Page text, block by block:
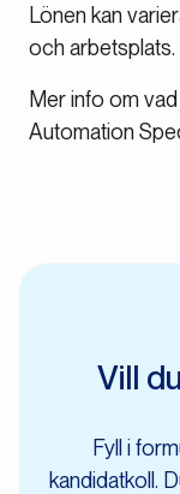
Lönen kan
och arbetsplats.
Mer info om
Automation
Vill
Fyll i
kandidatkoll.